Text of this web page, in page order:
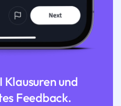
Klausuren und
Feedback.